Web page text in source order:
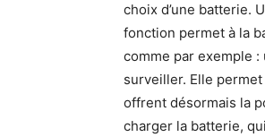
choix d’une batterie.
fonction permet à la
comme par exemple
surveiller. Elle
offrent désormais la
charger la batterie,